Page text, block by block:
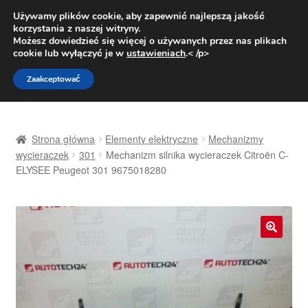
DOSTAWA od 31 zł
Pn.-pt. 9:00-16:00800 003 167
Przejdź
do
nawigacji
Przejdź
do
treści
Dostawa
Strona główna Elementy elektryczne
Mechanizmy
wycieraczek
301
Mechanizm silnika wycieraczek Citroën C-
ELYSEE Peugeot 301 9675018280
Używamy plików cookie, aby zapewnić najlepszą jakość
korzystania z naszej witryny.
Możesz dowiedzieć się więcej o używanych przez nas plikach
cookie lub wyłączyć je w ustawieniach.< /p>
Zaakceptować